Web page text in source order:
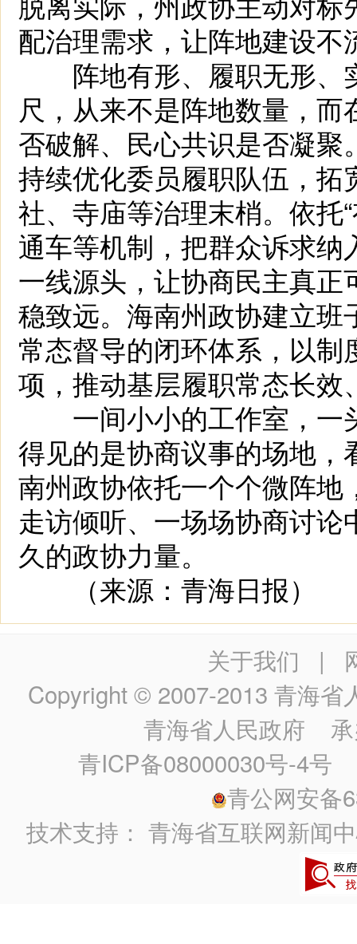
配治理需求，让阵地建设
阵地有形、履职无形、
尺，从来不是阵地数量，
否破解、民心共识是否凝
持续优化委员履职队伍，
社、寺庙等治理末梢。依托
通车等机制，把群众诉求
一线源头，让协商民主真
稳致远。海南州政协建立
常态督导的闭环体系，以
项，推动基层履职常态长效
一间小小的工作室，一
得见的是协商议事的场地
南州政协依托一个个微阵
走访倾听、一场场协商讨
久的政协力量。
（来源：青海日报）
关于我们 |
Copyright © 2007-2013 青海省
青海省人民政府 承
青ICP备08000030号-4号
青公网安备
技术支持：青海省互联网新闻